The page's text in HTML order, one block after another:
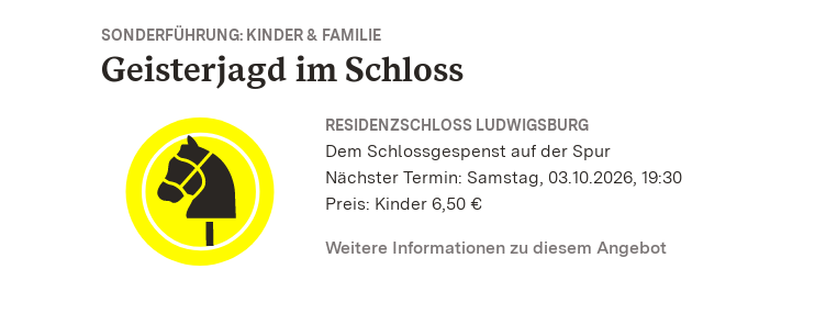
SONDERFÜHRUNG: KINDER & FAMILIE
Geisterjagd im Schloss
RESIDENZSCHLOSS LUDWIGSBURG
Dem Schlossgespenst auf der Spur
Nächster Termin: Samstag, 03.10.2026, 19:30
Preis: Kinder 6,50 €
Weitere Informationen zu diesem Angebot